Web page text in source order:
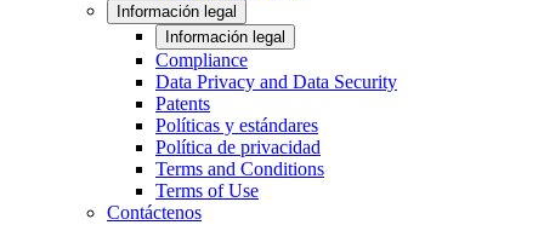
Información legal
Información legal
Compliance
Data Privacy and Data Security
Patents
Políticas y estándares
Política de privacidad
Terms and Conditions
Terms of Use
Contáctenos